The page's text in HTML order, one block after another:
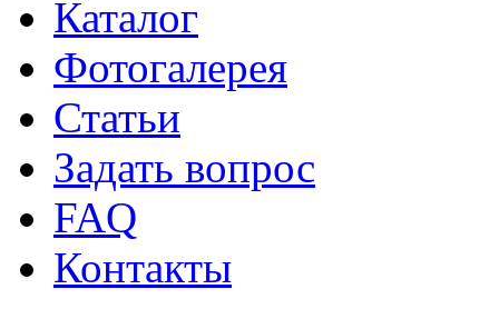
Каталог
Фотогалерея
Статьи
Задать вопрос
FAQ
Контакты